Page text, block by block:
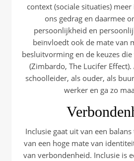
context (sociale situaties)
ons gedrag en daarmee
persoonlijkheid en
beïnvloedt ook de mate van
besluitvorming en de keuzes
(Zimbardo, The Lucifer
schoolleider, als ouder, als
werker en ga zo
Inclusie gaat uit van een
van een hoge mate van
van verbondenheid. Inclusie is